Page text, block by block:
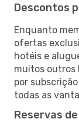
Descontos
Enquanto
ofertas
hotéis e
muitos outros
por
todas as
Reservas